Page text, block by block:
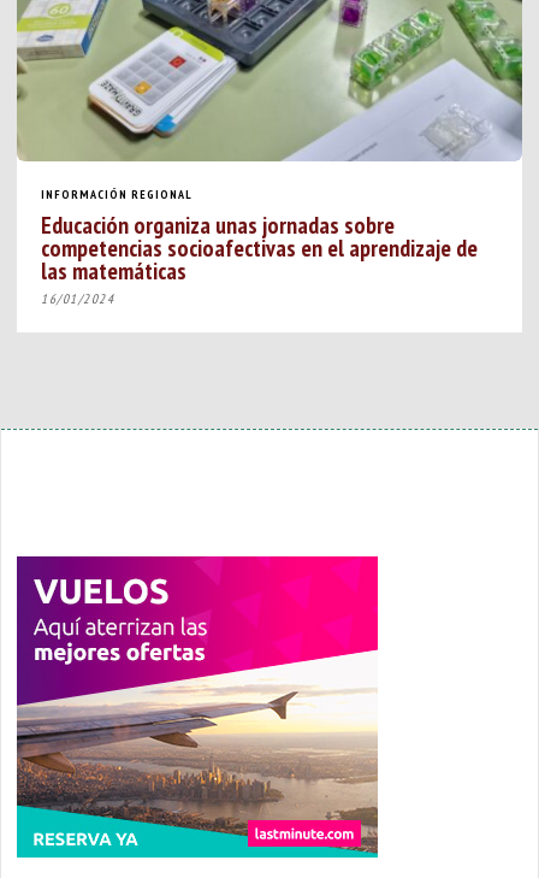
INFORMACIÓN REGIONAL
Educación organiza unas jornadas sobre
competencias socioafectivas en el aprendizaje de
las matemáticas
16/01/2024